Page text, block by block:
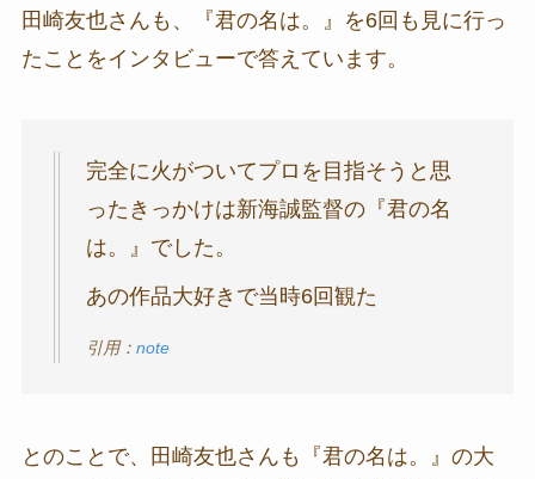
田崎友也さんも、『君の名は。』を6回も見に行っ
たことをインタビューで答えています。
完全に火がついてプロを目指そうと思
ったきっかけは新海誠監督の『君の名
は。』でした。
あの作品大好きで当時6回観た
引用： note
とのことで、田崎友也さんも『君の名は。』の大